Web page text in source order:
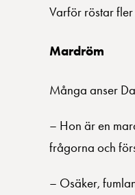
Varför röstar
Mardröm
Många anser
– Hon är en
frågorna och
– Osäker,